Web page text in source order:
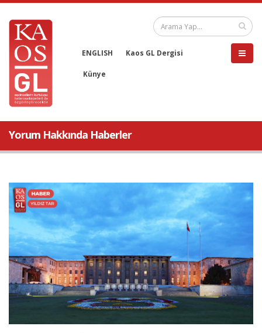
ENGLISH Kaos GL Dergisi
Künye
Yorum Hakkında Haberler